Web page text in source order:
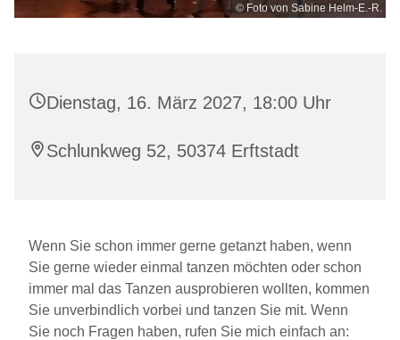
© Foto von Sabine Helm-E.-R.
Dienstag, 16. März 2027, 18:00 Uhr
Schlunkweg 52, 50374 Erftstadt
Wenn Sie schon immer gerne getanzt haben, wenn
Sie gerne wieder einmal tanzen möchten oder schon
immer mal das Tanzen ausprobieren wollten, kommen
Sie unverbindlich vorbei und tanzen Sie mit. Wenn
Sie noch Fragen haben, rufen Sie mich einfach an: